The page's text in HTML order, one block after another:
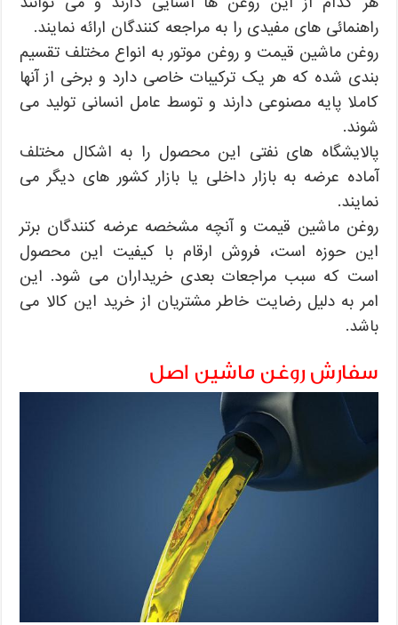
راهنمائی های مفیدی را به مراجعه کنندگان ارائه نمایند.
روغن ماشین قیمت و روغن موتور به انواع مختلف تقسیم
بندی شده که هر یک ترکیبات خاصی دارد و برخی از آنها
کاملا پایه مصنوعی دارند و توسط عامل انسانی تولید می
شوند.
پالایشگاه های نفتی این محصول را به اشکال مختلف
آماده عرضه به بازار داخلی یا بازار کشور های دیگر می
نمایند.
روغن ماشین قیمت و آنچه مشخصه عرضه کنندگان برتر
این حوزه است، فروش ارقام با کیفیت این محصول
است که سبب مراجعات بعدی خریداران می شود. این
امر به دلیل رضایت خاطر مشتریان از خرید این کالا می
باشد.
سفارش روغن ماشین اصل